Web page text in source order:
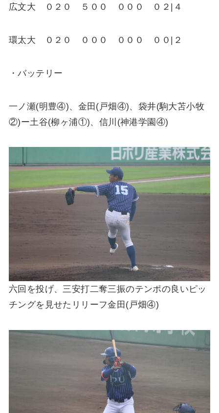
広文大 ０２０ ５００ ０００ ０２|４
環太大 ０２０ ０００ ０００ ００|２
・バッテリー
一ノ瀬(明豊④)、金田(戸畑④)、袋井(駒大苫小牧
②)ー土谷(柳ヶ浦①)、信川(神港学園④)
六回を投げ、三安打二奪三振のテンポの良いピッ
チングを見せたリリーフ金田(戸畑④)